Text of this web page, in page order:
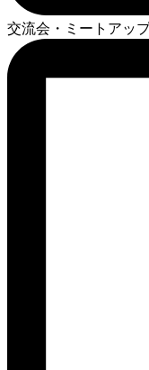
交流会・ミートアッ